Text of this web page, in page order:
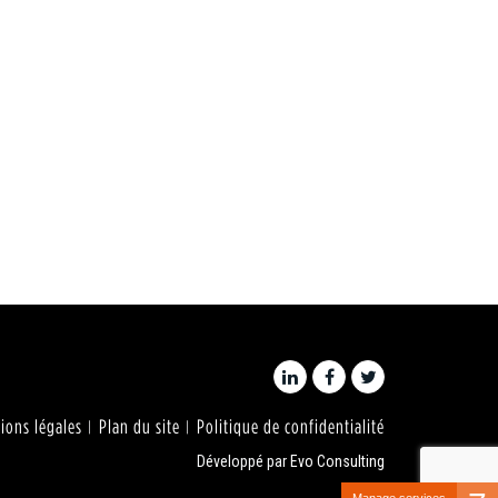
légales Plan du site Politique de confidentialité
Développé par Evo Consulting